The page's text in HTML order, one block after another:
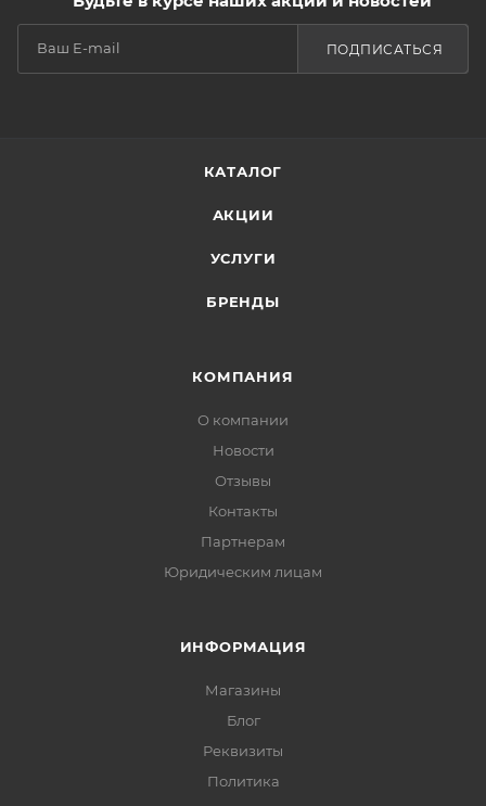
ПОДПИСАТЬСЯ
КАТАЛОГ
АКЦИИ
УСЛУГИ
БРЕНДЫ
КОМПАНИЯ
О компании
Новости
Отзывы
Контакты
Партнерам
Юридическим лицам
ИНФОРМАЦИЯ
Магазины
Блог
Реквизиты
Политика